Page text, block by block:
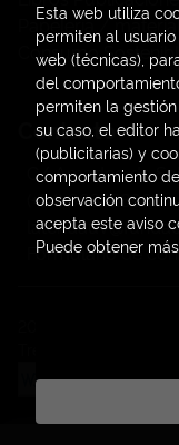
Papelería /
Consumo
Contacto
C/ Amadeo de
(+34) 963828968
Formulario de
Esta web utiliza
permiten al
web (técnicas),
del
permiten la
su caso, el editor
(publicitarias) y
comportamiento
observación
acepta este aviso
Puede obtener